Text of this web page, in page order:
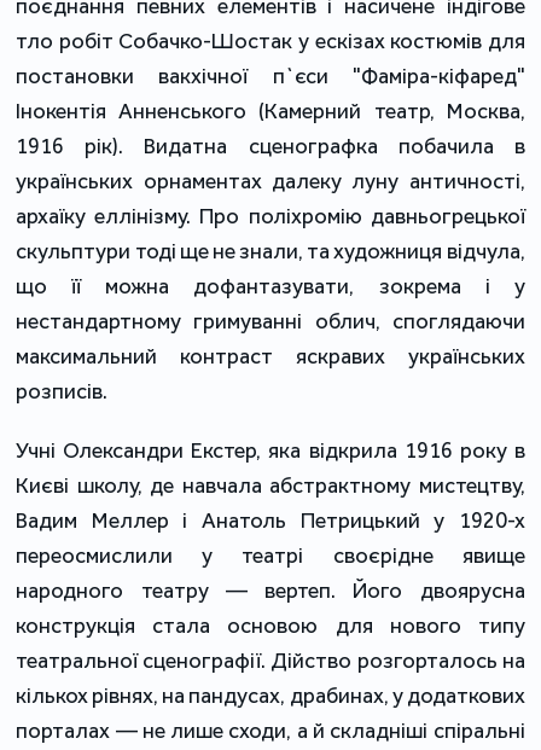
поєднання певних елементів і насичене індігове
тло робіт Собачко-Шостак у ескізах костюмів для
постановки вакхічної п`єси "Фаміра-кіфаред"
Інокентія Анненського (Камерний театр, Москва,
1916 рік). Видатна сценографка побачила в
українських орнаментах далеку луну античності,
архаїку еллінізму. Про поліхромію давньогрецької
скульптури тоді ще не знали, та художниця відчула,
що її можна дофантазувати, зокрема і у
нестандартному гримуванні облич, споглядаючи
максимальний контраст яскравих українських
розписів.
Учні Олександри Екстер, яка відкрила 1916 року в
Києві школу, де навчала абстрактному мистецтву,
Вадим Меллер і Анатоль Петрицький у 1920-х
переосмислили у театрі своєрідне явище
народного театру — вертеп. Його двоярусна
конструкція стала основою для нового типу
театральної сценографії. Дійство розгорталось на
кількох рівнях, на пандусах, драбинах, у додаткових
порталах — не лише сходи, а й складніші спіральні